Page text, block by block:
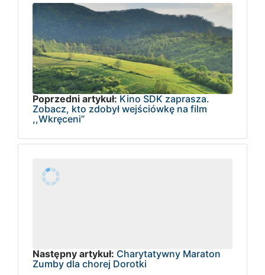
Poprzedni artykuł: Kino SDK zaprasza.
Zobacz, kto zdobył wejściówkę na film
,,Wkręceni”
Następny artykuł: Charytatywny Maraton
Zumby dla chorej Dorotki